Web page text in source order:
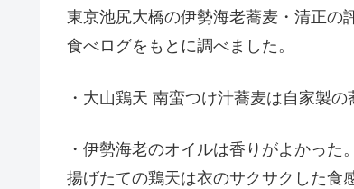
東京池尻大橋の伊勢海老蕎麦・清正の
食べログをもとに調べました。
・大山鶏天 南蛮つけ汁蕎麦は自家製
・伊勢海老のオイルは香りがよかった。
揚げたての鶏天は衣のサクサクした食